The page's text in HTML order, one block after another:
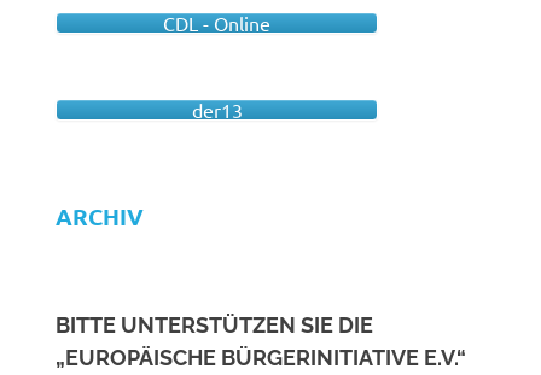
CDL - Online
der13
ARCHIV
BITTE UNTERSTÜTZEN SIE DIE
„EUROPÄISCHE BÜRGERINITIATIVE E.V.“